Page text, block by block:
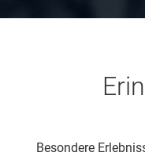
Besondere